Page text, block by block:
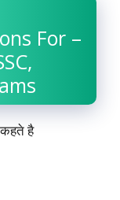
For –
कहते है